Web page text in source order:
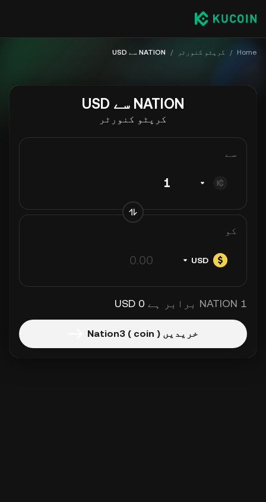
Home
/ کرپٹو کنورٹر / NATION سے USD
NATION سے USD
کرپٹو کنورٹر
سے
کو
USD
1 NATION برابر ہے 0 USD
خریدیں Nation3 ( coin )